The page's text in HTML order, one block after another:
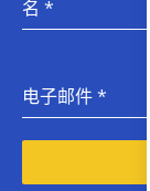
名 *
电子邮件*